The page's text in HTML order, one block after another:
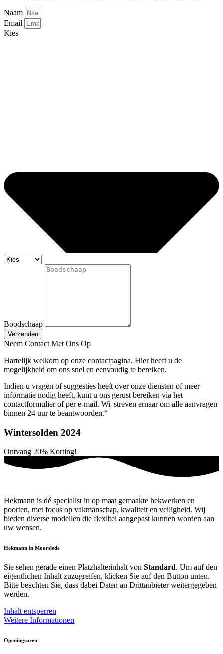
Naam
Email
Kies
Boodschaap
Verzenden
Neem Contact Met Ons Op
Hartelijk welkom op onze contactpagina. Hier heeft u de
mogelijkheid om ons snel en eenvoudig te bereiken.
Indien u vragen of suggesties heeft over onze diensten of meer
informatie nodig heeft, kunt u ons gerust bereiken via het
contactformulier of per e-mail. Wij streven ernaar om alle aanvragen
binnen 24 uur te beantwoorden.“
Wintersolden 2024
Ontvang 20% Korting!
Hekmann is dé specialist in op maat gemaakte hekwerken en
poorten, met focus op vakmanschap, kwaliteit en veiligheid. Wij
bieden diverse modellen die flexibel aangepast kunnen worden aan
uw wensen.
Hekmann in Moorslede
Sie sehen gerade einen Platzhalterinhalt von Standard. Um auf den
eigentlichen Inhalt zuzugreifen, klicken Sie auf den Button unten.
Bitte beachten Sie, dass dabei Daten an Drittanbieter weitergegeben
werden.
Inhalt entsperren
Weitere Informationen
Openingsuren